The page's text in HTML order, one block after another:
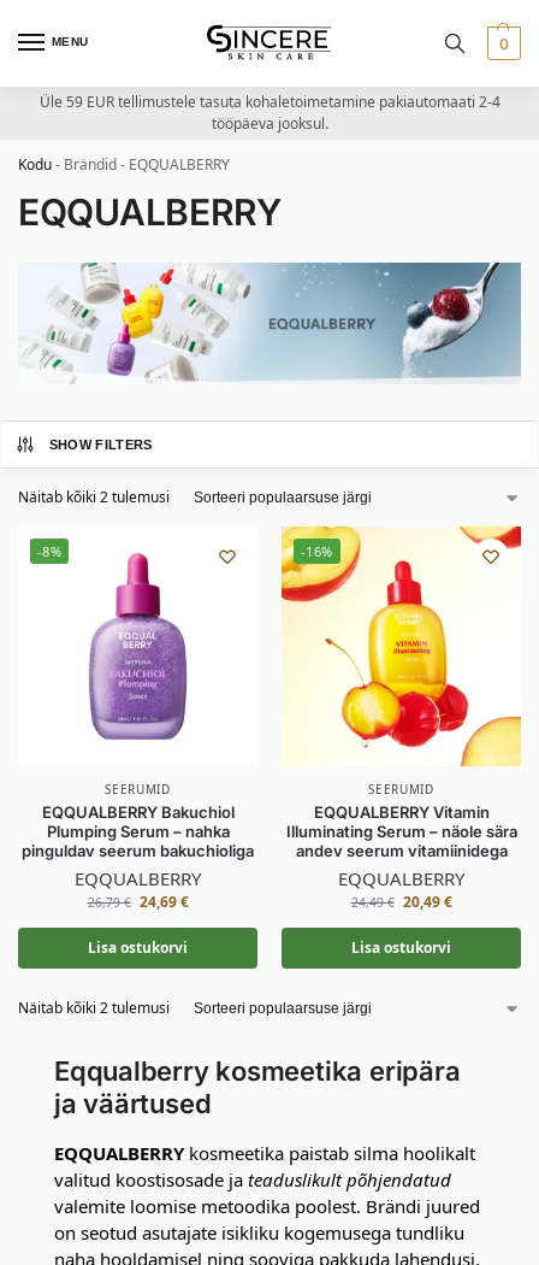
MENU 0
Üle 59 EUR tellimustele tasuta kohaletoimetamine pakiautomaati 2-4
tööpäeva jooksul.
Kodu- Brändid- EQQUALBERRY
EQQUALBERRY
SHOW FILTERS
Näitab kõiki 2 tulemusi
-8%
SEERUMID
EQQUALBERRY Bakuchiol
Plumping Serum – nahka
pinguldav seerum bakuchioliga
EQQUALBERRY
26,79€ 24,69€
Lisa ostukorvi
-16%
SEERUMID
EQQUALBERRY Vitamin
Illuminating Serum – näole sära
andev seerum vitamiinidega
EQQUALBERRY
24,49€ 20,49€
Lisa ostukorvi
Näitab kõiki 2 tulemusi
Eqqualberry kosmeetika eripära
ja väärtused
EQQUALBERRYkosmeetika paistab silma hoolikalt
valitud koostisosade ja teaduslikult põhjendatud
valemite loomise metoodika poolest. Brändi juured
on seotud asutajate isikliku kogemusega tundliku
naha hooldamisel ning sooviga pakkuda lahendusi,